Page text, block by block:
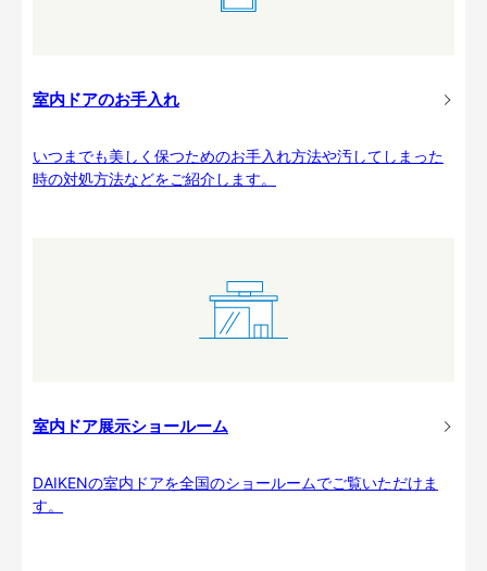
室内ドアのお手入れ
いつまでも美しく保つためのお手入れ方法や汚してしまった
時の対処方法などをご紹介します。
室内ドア展示ショールーム
DAIKENの室内ドアを全国のショールームでご覧いただけま
す。